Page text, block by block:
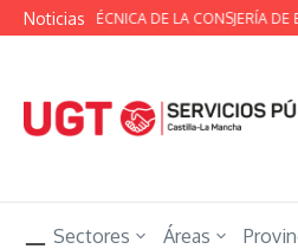
Saltar al contenido
Noticias
MESA TÉCNICA DE LA CONSJERÍA
Sectores Áreas